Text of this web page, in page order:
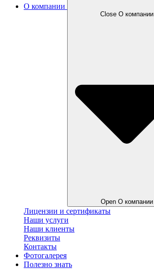
О компании
Close О компании
Open О компании
Лицензии и сертификаты
Наши услуги
Наши клиенты
Реквизиты
Контакты
Фотогалерея
Полезно знать